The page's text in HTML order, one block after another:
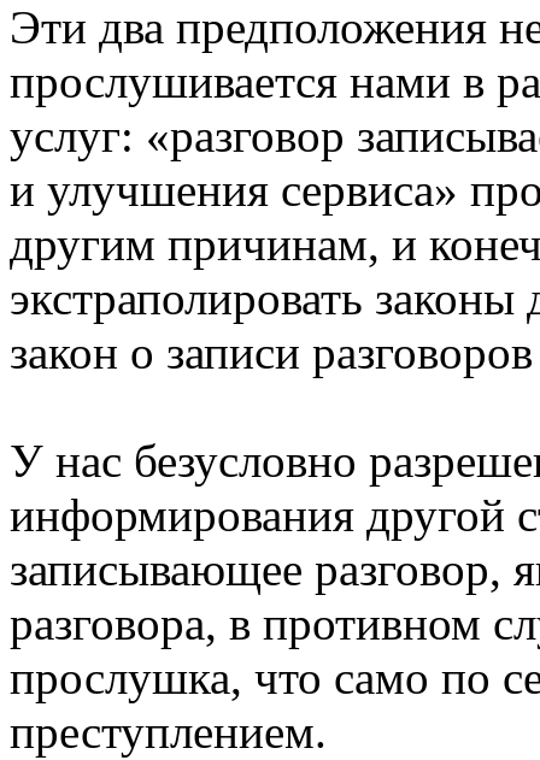
Эти два предположения
прослушивается нами в
услуг: «разговор
и улучшения сервиса»
другим причинам, и
экстраполировать
закон о записи
У нас безусловно
информирования другой
записывающее разговор,
разговора, в противном
прослушка, что само по
преступлением.